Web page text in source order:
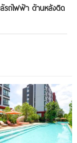
รถไฟฟ้า ด้านหลังติด